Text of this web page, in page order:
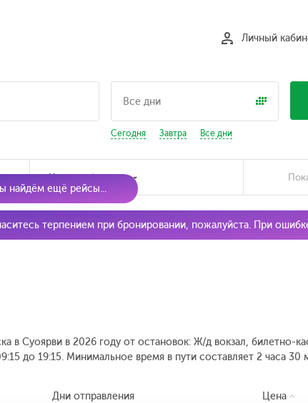
Личный
Сегодня Завтра Все дни
Наличие билетов
терпением при бронировании, пожалуйста. При
в Суоярви в 2026 году от остановок: Ж/д вокзал, билетно-
до 19:15. Минимальное время в пути составляет 2 часа 30
найдём ещё рейсы...
Дни отправления Цена